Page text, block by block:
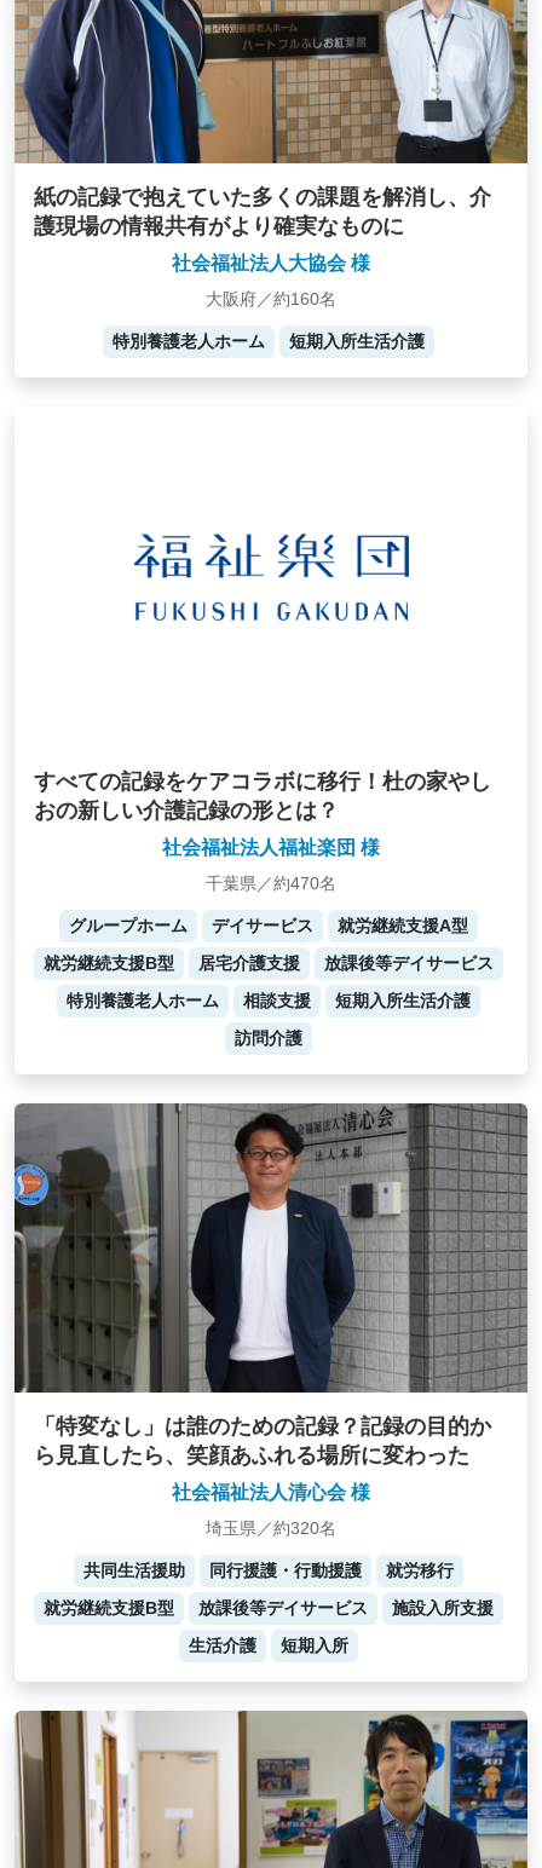
紙の記録で抱えていた多くの課題を解消し、介
護現場の情報共有がより確実なものに
社会福祉法人大協会 様
大阪府／約160名
特別養護老人ホーム 短期入所生活介護
すべての記録をケアコラボに移行！杜の家やし
おの新しい介護記録の形とは？
社会福祉法人福祉楽団 様
千葉県／約470名
グループホーム デイサービス
就労継続支援A型
就労継続支援B型
居宅介護支援
放課後等デイサービス
特別養護老人ホーム
相談支援
短期入所生活介護
訪問介護
「特変なし」は誰のための記録？記録の目的か
ら見直したら、笑顔あふれる場所に変わった
社会福祉法人清心会 様
埼玉県／約320名
共同生活援助 同行援護・行動援護
就労移行
就労継続支援B型
放課後等デイサービス
施設入所支援
生活介護
短期入所